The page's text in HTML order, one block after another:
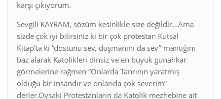
karşı çıkıyorum.
Sevgili KAYRAM, sözüm kesinlikle size değildir…Ama
sizde çok iyi bilirsiniz ki bir çok protestan Kutsal
Kitap’ta ki “dostunu sev, düşmanını da sev” mantığını
baz alarak Katolikleri dinsiz ve en büyük günahkar
görmelerine rağmen “Onlarda Tanrının yaratmış
olduğu bir insandır ve onlarıda çok severim”
derler.Oysaki Protestanların da Katolik mezhebine ait